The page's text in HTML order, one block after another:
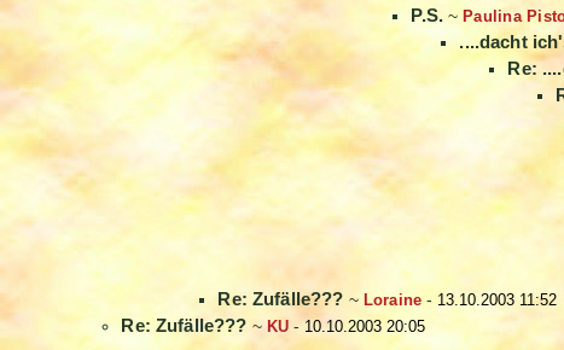
P.S. ~ Paulina
....dacht
Re:
Re: Zufälle??? ~ Loraine - 13.10.2003 11:52
Re: Zufälle??? ~ KU - 10.10.2003 20:05